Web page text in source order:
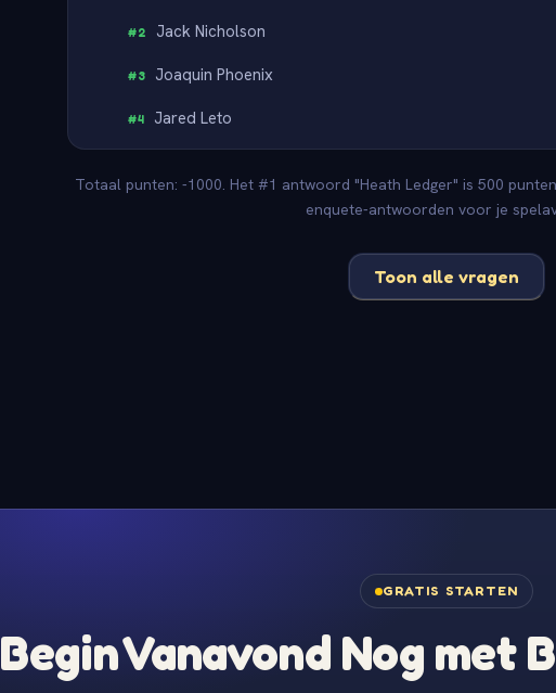
#2 Jack Nicholson
#3 Joaquin Phoenix
#4 Jared Leto
Totaal punten: -1000. Het #1 antwoord "Heath Ledger" is 500
enquete-antwoorden voor je
Toon alle vragen
GRATIS STARTEN
Begin Vanavond Nog met